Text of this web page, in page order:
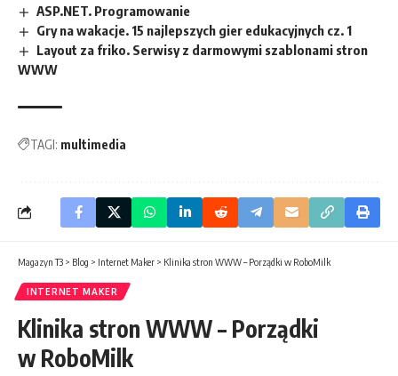
ASP.NET. Programowanie
Gry na wakacje. 15 najlepszych gier edukacyjnych cz. 1
Layout za friko. Serwisy z darmowymi szablonami stron
WWW
TAGI: multimedia
Magazyn T3 > Blog > Internet Maker > Klinika stron WWW – Porządki w RoboMilk
INTERNET MAKER
Klinika stron WWW – Porządki
w RoboMilk